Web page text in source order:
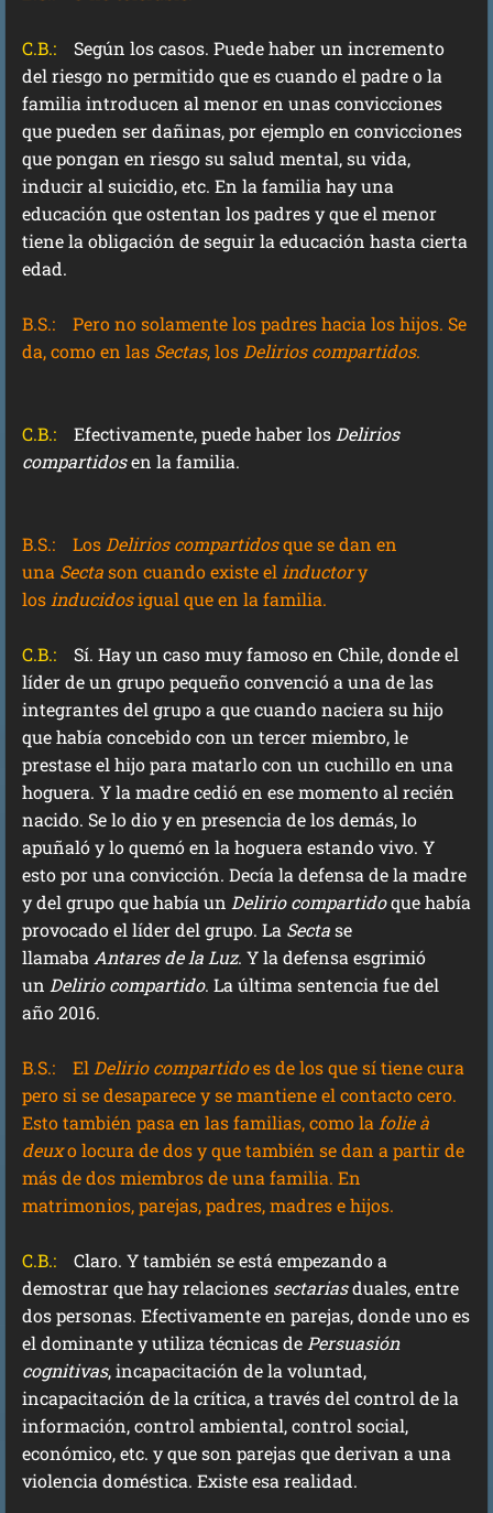
C.B.: Según los casos. Puede haber un incremento
del riesgo no permitido que es cuando el padre o la
familia introducen al menor en unas convicciones
que pueden ser dañinas, por ejemplo en convicciones
que pongan en riesgo su salud mental, su vida,
inducir al suicidio, etc. En la familia hay una
educación que ostentan los padres y que el menor
tiene la obligación de seguir la educación hasta cierta
edad.
B.S.:
Pero no solamente los padres hacia los hijos. Se
da, como en las Sectas, los Delirios compartidos.
C.B.: Efectivamente, puede haber los Delirios
compartidosen la familia.
B.S.: Los Delirios compartidosque se dan en
una Sectason cuando existe el inductory
los inducidosigual que en la familia.
C.B.:
Sí. Hay un caso muy famoso en Chile, donde el
líder de un grupo pequeño convenció a una de las
integrantes del grupo a que cuando naciera su hijo
que había concebido con un tercer miembro, le
prestase el hijo para matarlo con un cuchillo en una
hoguera. Y la madre cedió en ese momento al recién
nacido. Se lo dio y en presencia de los demás, lo
apuñaló y lo quemó en la hoguera estando vivo. Y
esto por una convicción. Decía la defensa de la madre
y del grupo que había un Delirio compartidoque había
provocado el líder del grupo. La Sectase
llamaba Antares de la Luz. Y la defensa esgrimió
un Delirio compartido. La última sentencia fue del
año 2016.
B.S.: El Delirio compartidoes de los que sí tiene cura
pero si se desaparece y se mantiene el contacto cero.
Esto también pasa en las familias, como la folie à
deuxo locura de dos y que también se dan a partir de
más de dos miembros de una familia. En
matrimonios, parejas, padres, madres e hijos.
C.B.:
Claro. Y también se está empezando a
demostrar que hay relaciones sectariasduales, entre
dos personas. Efectivamente en parejas, donde uno es
el dominante y utiliza técnicas de Persuasión
cognitivas, incapacitación de la voluntad,
incapacitación de la crítica, a través del control de la
información, control ambiental, control social,
económico, etc. y que son parejas que derivan a una
violencia doméstica. Existe esa realidad.